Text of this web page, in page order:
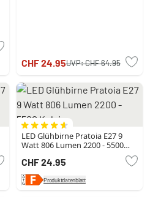
CHF 24.95UVP:CHF 64.95
LED Glühbirne Pratoia E27 9
Watt 806 Lumen 2200 - 5500
CHF 24.95
Produktdatenblatt